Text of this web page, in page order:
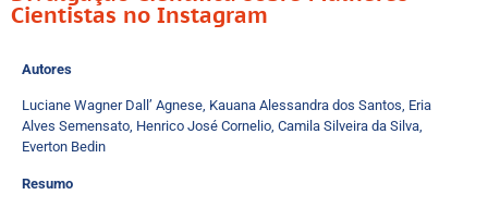
Cientistas no Instagram
Autores
Luciane Wagner Dall’ Agnese, Kauana Alessandra dos Santos, Eria
Alves Semensato, Henrico José Cornelio, Camila Silveira da Silva,
Everton Bedin
Resumo